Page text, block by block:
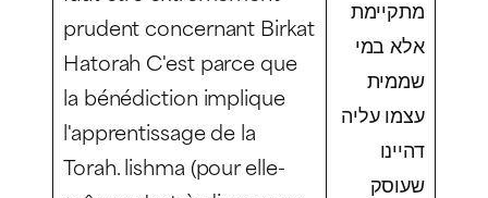
prudent concernant Birkat
Hatorah C'est parce que
la bénédiction implique
l'apprentissage de la
Torah.lishma (pour elle-
מתקיימת
אלא במי
שממית
עצמו עליה
דהיינו
שעוסק